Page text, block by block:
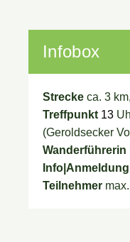
Infobox
Strecke ca. 3
Treffpunkt 13
(Geroldsecker
Wanderführerin
Info|Anmeldung
Teilnehmer